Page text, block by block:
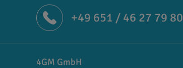
+49 651 / 46 27 79 80
4GM GmbH